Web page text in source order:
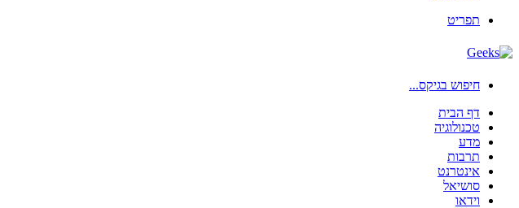
תפריט
חיפוש בגיקס...
דף הבית
טכנולוגיה
מדע
תרבות
אינטרנט
סושיאל
וידאו